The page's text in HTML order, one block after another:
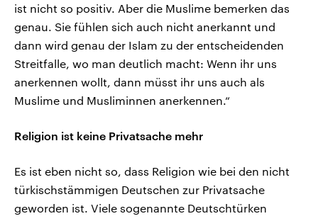
ist nicht so positiv. Aber die Muslime bemerken das
genau. Sie fühlen sich auch nicht anerkannt und
dann wird genau der Islam zu der entscheidenden
Streitfalle, wo man deutlich macht: Wenn ihr uns
anerkennen wollt, dann müsst ihr uns auch als
Muslime und Musliminnen anerkennen.“
Religion ist keine Privatsache mehr
Es ist eben nicht so, dass Religion wie bei den nicht
türkischstämmigen Deutschen zur Privatsache
geworden ist. Viele sogenannte Deutschtürken